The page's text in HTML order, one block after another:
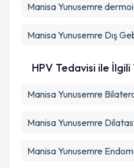
Manisa Yunusemre
Manisa Yunusemre Dış
HPV Tedavisi ile
Manisa Yunusemre
Manisa Yunusemre
Manisa Yunusemre